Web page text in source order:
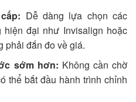
Dễ dàng lựa chọn các
đại như Invisalign hoặc
phải đắn đo về giá.
sớm hơn: Không cần chờ
thể bắt đầu hành trình chỉnh